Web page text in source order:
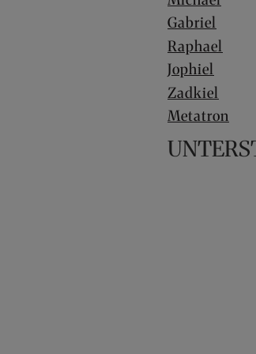
Gabriel
Raphael
Jophiel
Zadkiel
Metatron